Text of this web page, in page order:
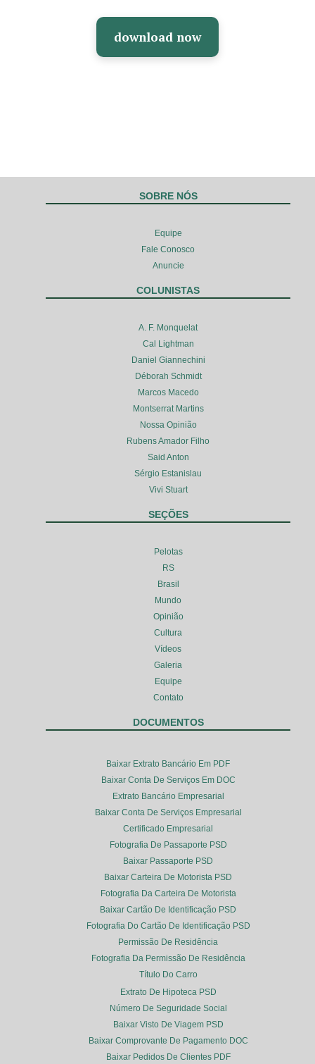
download now
SOBRE NÓS
Equipe
Fale Conosco
Anuncie
COLUNISTAS
A. F. Monquelat
Cal Lightman
Daniel Giannechini
Déborah Schmidt
Marcos Macedo
Montserrat Martins
Nossa Opinião
Rubens Amador Filho
Said Anton
Sérgio Estanislau
Vivi Stuart
SEÇÕES
Pelotas
RS
Brasil
Mundo
Opinião
Cultura
Vídeos
Galeria
Equipe
Contato
DOCUMENTOS
Baixar Extrato Bancário Em PDF
Baixar Conta De Serviços Em DOC
Extrato Bancário Empresarial
Baixar Conta De Serviços Empresarial
Certificado Empresarial
Fotografia De Passaporte PSD
Baixar Passaporte PSD
Baixar Carteira De Motorista PSD
Fotografia Da Carteira De Motorista
Baixar Cartão De Identificação PSD
Fotografia Do Cartão De Identificação PSD
Permissão De Residência
Fotografia Da Permissão De Residência
Título Do Carro
Extrato De Hipoteca PSD
Número De Seguridade Social
Baixar Visto De Viagem PSD
Baixar Comprovante De Pagamento DOC
Baixar Pedidos De Clientes PDF